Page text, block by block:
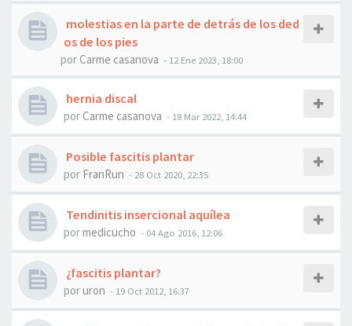
molestias en la parte de detrás de los ded
os de los pies
por Carme casanova - 12 Ene 2023, 18:00
hernia discal
porCarme casanova - 18 Mar 2022, 14:44
Posible fascitis plantar
por FranRun - 28 Oct 2020, 22:35
Tendinitis insercional aquílea
pormedicucho - 04 Ago 2016, 12:06
¿fascitis plantar?
poruron - 19 Oct 2012, 16:37